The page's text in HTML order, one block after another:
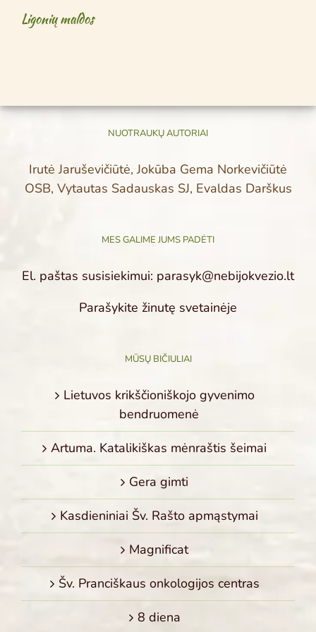
Ligonių maldos
NUOTRAUKŲ AUTORIAI
Irutė Jaruševičiūtė, Jokūba Gema Norkevičiūtė
OSB, Vytautas Sadauskas SJ, Evaldas Darškus
MES GALIME JUMS PADĖTI
El. paštas susisiekimui: parasyk@nebijokvezio.lt
Parašykite žinutę svetainėje
MŪSŲ BIČIULIAI
Lietuvos krikščioniškojo gyvenimo
bendruomenė
Artuma. Katalikiškas mėnraštis šeimai
Gera gimti
Kasdieniniai Šv. Rašto apmąstymai
Magnificat
Šv. Pranciškaus onkologijos centras
8 diena